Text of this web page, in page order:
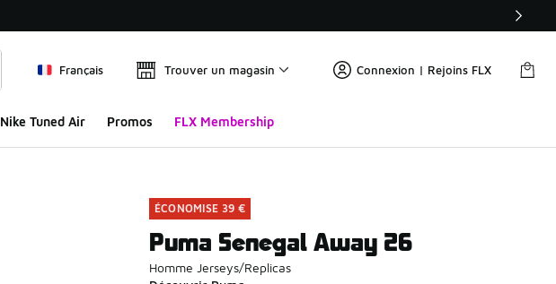
Français Trouver un magasin Connexion | Rejoins FLX
Nike Tuned Air Promos FLX Membership
ÉCONOMISE 39 €
Puma Senegal Away 26
Homme Jerseys/Replicas